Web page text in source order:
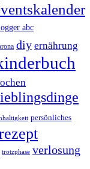
abc
diy ernährung
persönliches
trotzphase verlosung